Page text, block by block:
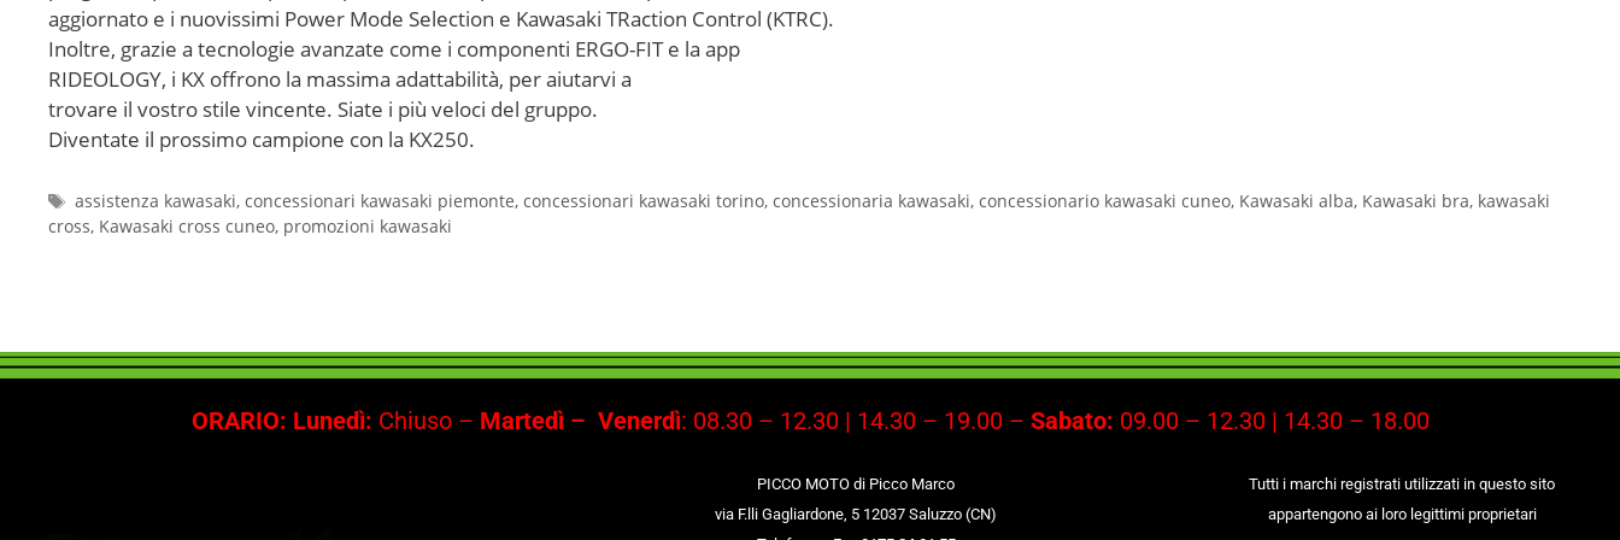
aggiornato e i nuovissimi Power Mode Selection e Kawasaki TRaction Control (KTRC).
Inoltre, grazie a tecnologie avanzate come i componenti ERGO-FIT e la app
RIDEOLOGY, i KX offrono la massima adattabilità, per aiutarvi a
trovare il vostro stile vincente. Siate i più veloci del gruppo.
Diventate il prossimo campione con la KX250.
assistenza kawasaki, concessionari kawasaki piemonte, concessionari kawasaki torino, concessionaria kawasaki, concessionario kawasaki cuneo, Kawasaki alba, Kawasaki bra, kawasaki
cross, Kawasaki cross cuneo, promozioni kawasaki
ORARIO: Lunedì: Chiuso – Martedì – Venerdì: 08.30 – 12.30 | 14.30 – 19.00 – Sabato: 09.00 – 12.30 | 14.30 – 18.00
PICCO MOTO di Picco Marco
via F.lli Gagliardone, 5 12037 Saluzzo (CN)
Tutti i marchi registrati utilizzati in questo sito
appartengono ai loro legittimi proprietari